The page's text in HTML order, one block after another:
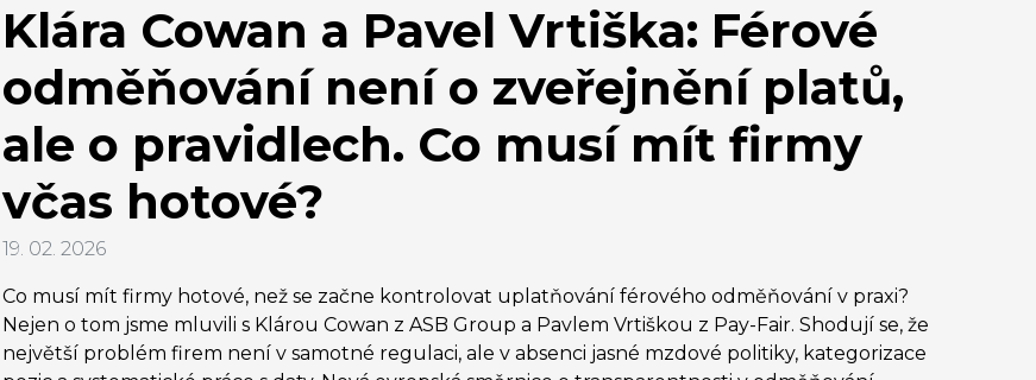
Klára Cowan a Pavel Vrtiška: Férové ​​
odměňování není o zveřejnění platů,
ale o pravidlech. Co musí mít firmy
včas hotové?
19. 02. 2026
Co musí mít firmy hotové, než se začne kontrolovat uplatňování férového odměňování v praxi?
Nejen o tom jsme mluvili s Klárou Cowan z ASB Group a Pavlem Vrtiškou z Pay-Fair. Shodují se, že
největší problém firem není v samotné regulaci, ale v absenci jasné mzdové politiky, kategorizace